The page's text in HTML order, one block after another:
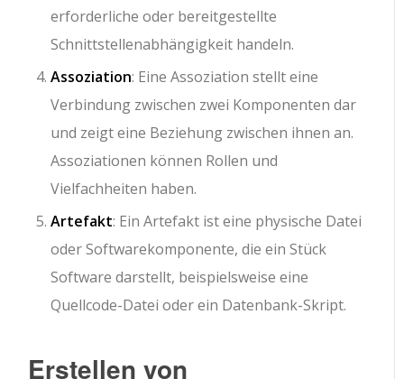
erforderliche oder bereitgestellte
Schnittstellenabhängigkeit handeln.
Assoziation: Eine Assoziation stellt eine
Verbindung zwischen zwei Komponenten dar
und zeigt eine Beziehung zwischen ihnen an.
Assoziationen können Rollen und
Vielfachheiten haben.
Artefakt: Ein Artefakt ist eine physische Datei
oder Softwarekomponente, die ein Stück
Software darstellt, beispielsweise eine
Quellcode-Datei oder ein Datenbank-Skript.
Erstellen von